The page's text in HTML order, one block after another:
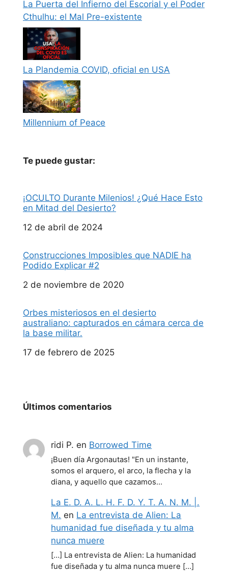
La Puerta del Infierno del Escorial y el Poder
Cthulhu: el Mal Pre-existente
La Plandemia COVID, oficial en USA
Millennium of Peace
Te puede gustar:
¡OCULTO Durante Milenios! ¿Qué Hace Esto
en Mitad del Desierto?
Fecha
12 de abril de 2024
Construcciones Imposibles que NADIE ha
Podido Explicar #2
Fecha
2 de noviembre de 2020
Orbes misteriosos en el desierto
australiano: capturados en cámara cerca de
la base militar.
Fecha
17 de febrero de 2025
Últimos comentarios
ridi P. en Borrowed Time
¡Buen día Argonautas! "En un instante,
somos el arquero, el arco, la flecha y la
diana, y aquello que cazamos…
La E. D. A. L. H. F. D. Y. T. A. N. M. |.
M. en La entrevista de Alien: La
humanidad fue diseñada y tu alma
nunca muere
[…] La entrevista de Alien: La humanidad
fue diseñada y tu alma nunca muere […]